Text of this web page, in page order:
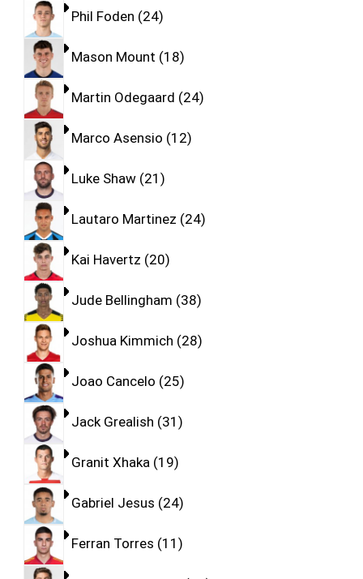
Phil Foden 24
Mason Mount 18
Martin Odegaard 24
Marco Asensio 12
Luke Shaw 21
Lautaro Martinez 24
Kai Havertz 20
Jude Bellingham 38
Joshua Kimmich 28
Joao Cancelo 25
Jack Grealish 31
Granit Xhaka 19
Gabriel Jesus 24
Ferran Torres 11